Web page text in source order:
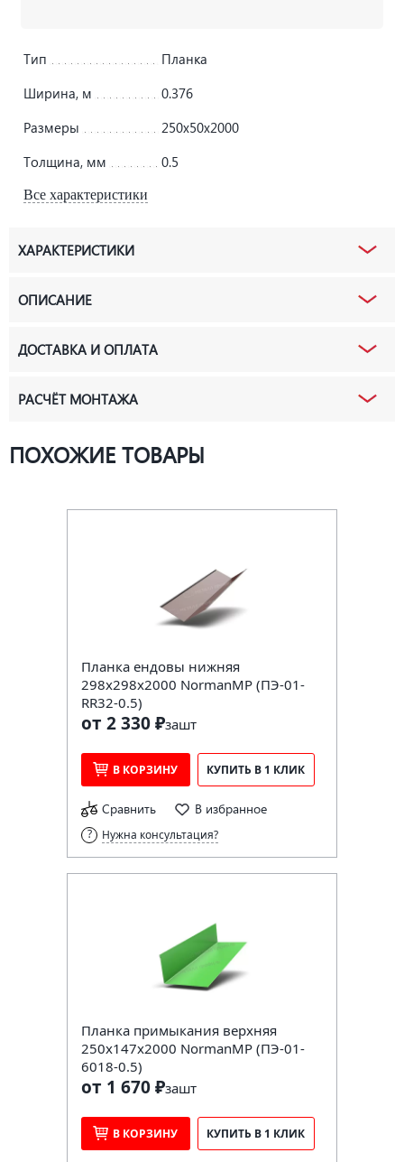
Тип
Планка
Ширина, м
0.376
Размеры
250х50х2000
Толщина, мм
0.5
Все характеристики
ХАРАКТЕРИСТИКИ
ОПИСАНИЕ
ДОСТАВКА И ОПЛАТА
РАСЧЁТ МОНТАЖА
ПОХОЖИЕ ТОВАРЫ
Планка ендовы нижняя
298х298х2000 NormanMP (ПЭ-01-
RR32-0.5)
от 2 330 ₽зашт
В КОРЗИНУ КУПИТЬ В 1 КЛИК
Сравнить В избранное
Нужна консультация?
Планка примыкания верхняя
250х147х2000 NormanMP (ПЭ-01-
6018-0.5)
от 1 670 ₽зашт
В КОРЗИНУ КУПИТЬ В 1 КЛИК